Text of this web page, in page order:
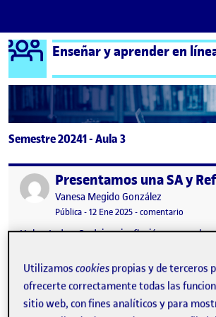
Saltar al contenido
Logo Ágora
Enseñar y aprender en
Semestre 20241 - Aula 3
Publicado por
Publicado por
Vanesa Megido González
Visibilidad:
Pública-Fecha de publicación
12 Ene 202512 enero, 2025 11:55 pm
-comentario
Hola a todos, Os dejo mi reflexión personal
Vanesa Entrega del Reto 4 …
Utilizamoscookies propias y de terceros
ofrecerte correctamente todas las
sitio web, con fines analíticos y para